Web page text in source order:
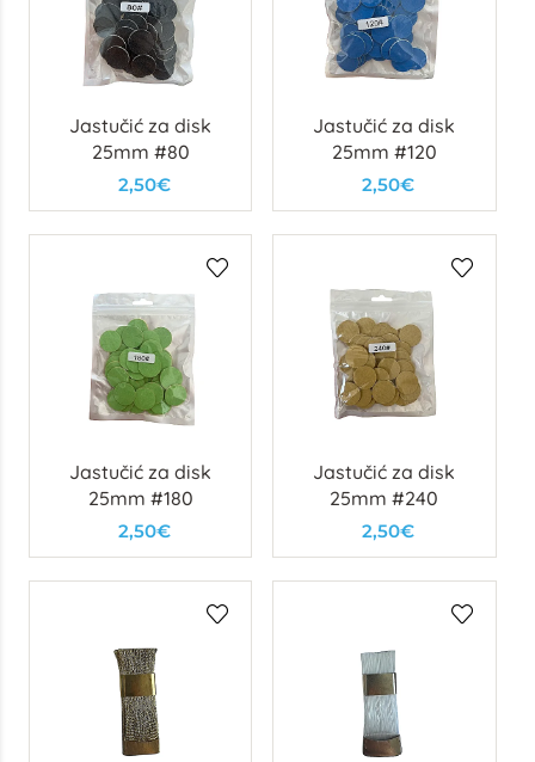
Jastučić za disk
25mm #80
2,50€
Jastučić za disk
25mm #120
2,50€
Jastučić za disk
25mm #180
2,50€
Jastučić za disk
25mm #240
2,50€